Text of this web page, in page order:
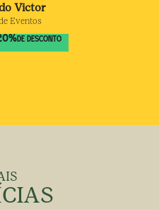
Victor
Eventos
% DE DESCONTO